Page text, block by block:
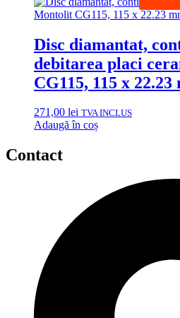
Disc diamantat,
debitarea placi
CG115, 115 x 22.23
271,00 lei TVA INCLUS
Adaugă în coș
Contact